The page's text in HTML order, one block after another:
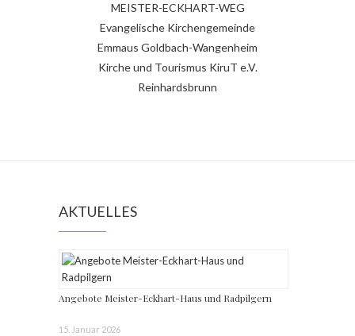
MEISTER-ECKHART-WEG
Evangelische Kirchengemeinde
Emmaus Goldbach-Wangenheim
Kirche und Tourismus KiruT e.V.
Reinhardsbrunn
AKTUELLES
Angebote Meister-Eckhart-Haus und Radpilgern
15. Januar 2026